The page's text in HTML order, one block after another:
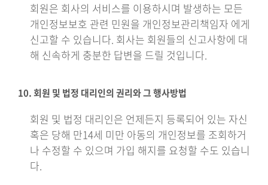
회원은 회사의 서비스를 이용하시며 발생하는 모든
개인정보보호 관련 민원을 개인정보관리책임자 에게
신고할 수 있습니다. 회사는 회원들의 신고사항에 대
해 신속하게 충분한 답변을 드릴 것입니다.
10. 회원 및 법정 대리인의 권리와 그 행사방법
회원 및 법정 대리인은 언제든지 등록되어 있는 자신
혹은 당해 만14세 미만 아동의 개인정보를 조회하거
나 수정할 수 있으며 가입 해지를 요청할 수도 있습니
다.